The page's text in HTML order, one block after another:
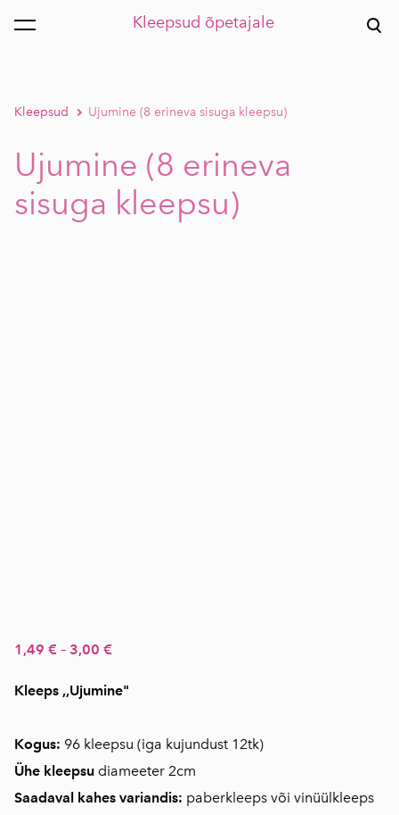
Kleepsud õpetajale
lisati ostukorvi. Vaata ostukorvi
Kleepsud Ujumine (8 erineva sisuga kleepsu)
Ujumine (8 erineva
sisuga kleepsu)
1 / 10
1,49 € – 3,00 €
Kleeps ,,Ujumine"
Kogus: 96 kleepsu (iga kujundust 12tk)
Ühe kleepsu diameeter 2cm
Saadaval kahes variandis: paberkleeps või vinüülkleeps